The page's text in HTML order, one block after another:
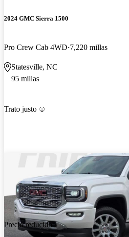
2024 GMC Sierra 1500
Pro Crew Cab 4WD 7,220 millas
Statesville, NC
95 millas
Trato justo
Precio reducido